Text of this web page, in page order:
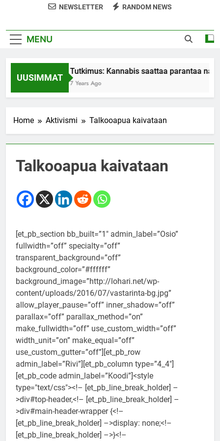
NEWSLETTER RANDOM NEWS
MENU
UUSIMMAT
Tutkimus: Kannabis saattaa parantaa
7 Years Ago
Home Aktivismi Talkooapua kaivataan
Talkooapua kaivataan
[et_pb_section bb_built=”1″ admin_label=”Osio”
fullwidth=”off” specialty=”off”
transparent_background=”off”
background_color=”#ffffff”
background_image=”http://lohari.net/wp-
content/uploads/2016/07/vastarinta-bg.jpg”
allow_player_pause=”off” inner_shadow=”off”
parallax=”off” parallax_method=”on”
make_fullwidth=”off” use_custom_width=”off”
width_unit=”on” make_equal=”off”
use_custom_gutter=”off”][et_pb_row
admin_label=”Rivi”][et_pb_column type=”4_4″]
[et_pb_code admin_label=”Koodi”]<style
type="text/css"><!– [et_pb_line_break_holder] –
>div#top-header,<!– [et_pb_line_break_holder] –
>div#main-header-wrapper {<!–
[et_pb_line_break_holder] –>display: none;<!–
[et_pb_line_break_holder] –>}<!–